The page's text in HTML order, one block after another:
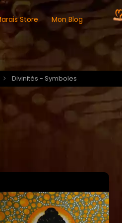
Store Mon Blog
Divinités - Symboles